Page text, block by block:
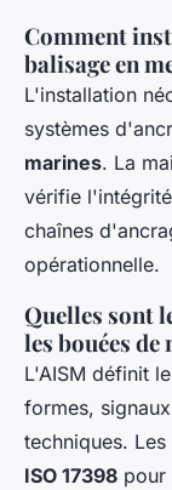
Comment
balisage en
L'installation
systèmes
marines. La
vérifie
chaînes
opérationnelle.
Quelles sont
les bouées
L'AISM définit
formes,
techniques.
ISO 17398 pour